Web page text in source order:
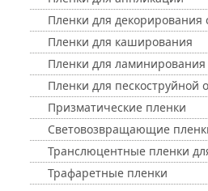
Пленки для декорирования
Пленки для каширования
Пленки для ламинирования
Пленки для пескоструйной
Призматические пленки
Световозвращающие
Транслюцентные пленки
Трафаретные пленки